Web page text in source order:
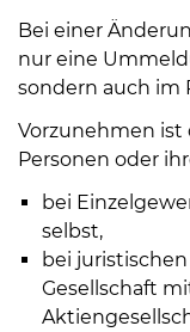
Bei einer
nur eine
sondern auch im
Vorzunehmen
Personen oder
bei
selbst,
bei
Gesellschaft